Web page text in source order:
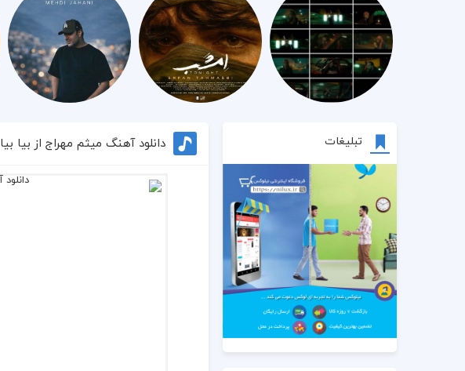
تبلیغات دانلود آهنگ میثم مهراج از بیا بیا